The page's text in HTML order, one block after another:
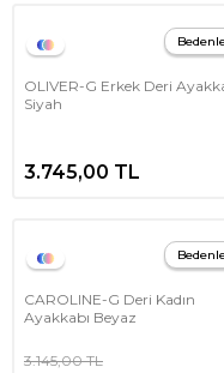
OLIVER-G Erkek Deri
Siyah
3.745,00 TL
CAROLINE-G Deri Kadın
Ayakkabı Beyaz
3.145,00TL